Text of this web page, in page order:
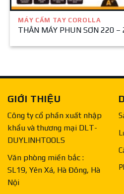
MÁY CẦM TAY COROLLA
THÂN MÁY PHUN SƠN 220 –
GIỚI THIỆU
Công ty cổ phần xuất nhập
khẩu và thương mại DLT-
DUYLINHTOOLS
Văn phòng miền bắc :
SL19, Yên Xá, Hà Đông, Hà
Nội